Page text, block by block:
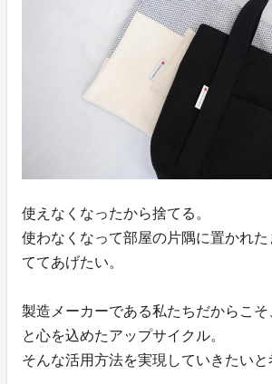
使えなくなったから捨てる。
使わなくなって部屋の片隅に置かれ
ててあげたい。
製造メーカーである私たちだからこ
と心を込めたアップサイクル。
そんな活用方法を実現していきたいと